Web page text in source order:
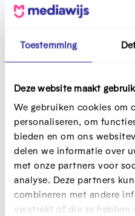
Toestemming
Deze website maakt
We gebruiken cookies
personaliseren, om
bieden en om ons
delen we informatie over
met onze partners voor
analyse. Deze partners
combineren met andere
verstrekt of die ze hebben
media account.Ze leggen
mogelijk uit aan hun kind,
dit nog niet mag. Zo is er
stiekem toch een account
kunnen daarin zeer
(bv. rond 10-11 jaar)
Zo wordt het een
om afspraken over
6 tips om
met sociale